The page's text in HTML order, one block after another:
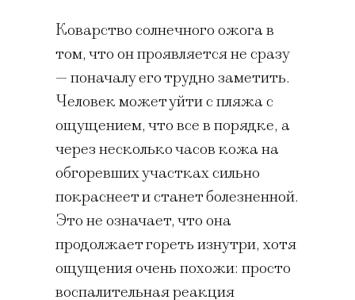
Коварство солнечного ожога в
том, что он проявляется не сразу
— поначалу его трудно заметить.
Человек может уйти с пляжа с
ощущением, что все в порядке, а
через несколько часов кожа на
обгоревших участках сильно
покраснеет и станет болезненной.
Это не означает, что она
продолжает гореть изнутри, хотя
ощущения очень похожи: просто
воспалительная реакция